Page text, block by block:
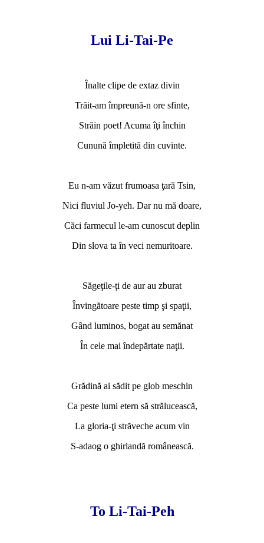
Lui Li-Tai-Pe
Înalte clipe de extaz divin
Trăit-am împreună-n ore sfinte,
Străin poet! Acuma îţi închin
Cunună împletită din cuvinte.
Eu n-am văzut frumoasa ţară Tsin,
Nici fluviul Jo-yeh. Dar nu mă doare,
Căci farmecul le-am cunoscut deplin
Din slova ta în veci nemuritoare.
Săgeţile-ţi de aur au zburat
Învingătoare peste timp şi spaţii,
Gând luminos, bogat au semănat
În cele mai îndepărtate naţii.
Grădină ai sădit pe glob meschin
Ca peste lumi etern să strălucească,
La gloria-ţi străveche acum vin
S-adaog o ghirlandă românească.
To Li-Tai-Peh